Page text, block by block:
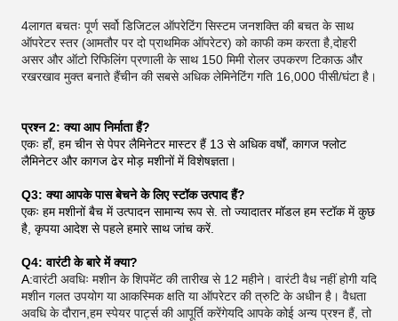
4लागत बचतः पूर्ण सर्वो डिजिटल ऑपरेटिंग सिस्टम जनशक्ति की बचत के साथ
ऑपरेटर स्तर (आमतौर पर दो प्राथमिक ऑपरेटर) को काफी कम करता है,दोहरी
असर और ऑटो रिफिलिंग प्रणाली के साथ 150 मिमी रोलर उपकरण टिकाऊ और
रखरखाव मुक्त बनाते हैंचीन की सबसे अधिक लेमिनेटिंग गति 16,000 पीसी/घंटा है।
प्रश्न 2: क्या आप निर्माता हैं?
एकः हाँ, हम चीन से पेपर लैमिनेटर मास्टर हैं 13 से अधिक वर्षों, कागज फ्लोट
लैमिनेटर और कागज ढेर मोड़ मशीनों में विशेषज्ञता।
Q3: क्या आपके पास बेचने के लिए स्टॉक उत्पाद हैं?
एकः हम मशीनों बैच में उत्पादन सामान्य रूप से. तो ज्यादातर मॉडल हम स्टॉक में कुछ
है, कृपया आदेश से पहले हमारे साथ जांच करें.
Q4: वारंटी के बारे में क्या?
A:वारंटी अवधिः मशीन के शिपमेंट की तारीख से 12 महीने। वारंटी वैध नहीं होगी यदि
मशीन गलत उपयोग या आकस्मिक क्षति या ऑपरेटर की त्रुटि के अधीन है। वैधता
अवधि के दौरान,हम स्पेयर पार्ट्स की आपूर्ति करेंगेयदि आपके कोई अन्य प्रश्न हैं, तो